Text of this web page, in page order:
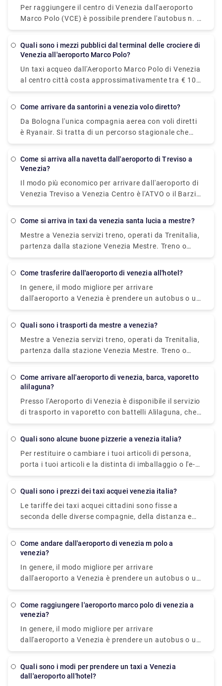
Per raggiungere il centro di Venezia dall'aeroporto
Marco Polo (VCE) è possibile prendere l'autobus n. 5
operato da Actv. L'autobus ferma al terminal di
partono dall'aeroporto ogni 15 minuti dal lunedì al
Quali sono i mezzi pubblici dal terminal delle crociere di
Venezia all'aeroporto Marco Polo?
Un taxi acqueo dall'Aeroporto Marco Polo di Venezia
al centro città costa approssimativamente tra € 105
(US$ 118,50) e € 135 ( US$ 152,40). Il prezzo dalla
(US$ 73,40) e € 100 (US$ 112,90). Il modo più
economico e semplice per spostarsi dall'aeroporto al
centro città. L'autobus ATVO express è un autobus
diretto e non-stop che ti porterà in centro alla
stazione principale degli autobus, Piazzale Roma, in
soli 20 minuti. Questo autobus passa ogni 20 minuti
e il prezzo è di 8 euro (15 euro per il biglietto di
come arrivare da santorini a venezia volo diretto?
Da Bologna l'unica compagnia aerea con voli diretti
è Ryanair. Si tratta di un percorso stagionale che
inizia a giugno e termina ad ottobre. Da Catania,
come si arriva alla navetta dall'aeroporto di Treviso a
Venezia?
Il modo più economico per arrivare dall'aeroporto di
Venezia Treviso a Venezia Centro è l'ATVO o il Barzi
Shuttle. Il viaggio dura circa 45 minuti e costa €
impiegando circa 30 minuti e può ospitare fino a
quattro passeggeri.
come si arriva in taxi da venezia santa lucia a mestre?
Mestre a Venezia servizi treno, operati da Trenitalia,
partenza dalla stazione Venezia Mestre. Treno o
autobus da Mestre a Venezia? Il modo migliore per
11 min e costa €1 - €35. In alternativa, puoi
prendere l'autobus, che costa €0 - €8 e impiega 12
min.
come trasferire dall'aeroporto di venezia all'hotel?
In genere, il modo migliore per arrivare
dall'aeroporto a Venezia è prendere un autobus o un
taxi dall'aeroporto fino a Piazzale Roma e poi salire
Alilaguna direttamente dall'aeroporto e scendere al
terminal più vicino a dove alloggi.
quali sono i trasporti da mestre a venezia?
Mestre a Venezia servizi treno, operati da Trenitalia,
partenza dalla stazione Venezia Mestre. Treno o
autobus da Mestre a Venezia? Il modo migliore per
11 min e costa €1 - €35. In alternativa, puoi
min.
come arrivare all'aeroporto di venezia, barca, vaporetto
alilaguna?
Presso l'Aeroporto di Venezia è disponibile il servizio
di trasporto in vaporetto con battelli Alilaguna, che
collega l'Aeroporto Marco Polo con alcune Isole
quali sono alcune buone pizzerie a venezia italia?
Per restituire o cambiare i tuoi articoli di persona,
porta i tuoi articoli e la distinta di imballaggio o l'e-
mail di conferma dell'ordine al negozio UO più
UO possono essere restituiti in qualsiasi negozio
UO. Trova un negozio vicino a te per controllare gli
orari del negozio e le informazioni sull'indirizzo.
Porta il tuo articolo e la ricevuta al negozio per la
restituzione.
quali sono i prezzi dei taxi acquei venezia italia?
Le tariffe dei taxi acquei cittadini sono fisse a
seconda delle diverse compagnie, della distanza e
del numero di persone. Un taxi acqueo
costa approssimativamente tra € 105 (US$ 118,50)
come andare dall'aeroporto di venezia m polo a
venezia?
In genere, il modo migliore per arrivare
dall'aeroporto a Venezia è prendere un autobus o un
taxi dall'aeroporto fino a Piazzale Roma e poi salire
Alilaguna direttamente dall'aeroporto e scendere al
come raggiungere l'aeroporto marco polo di venezia a
venezia?
In genere, il modo migliore per arrivare
dall'aeroporto a Venezia è prendere un autobus o un
taxi dall'aeroporto fino a Piazzale Roma e poi salire
Alilaguna direttamente dall'aeroporto e scendere al
quali sono i modi per prendere un taxi a Venezia
dall'aeroporto all'hotel?